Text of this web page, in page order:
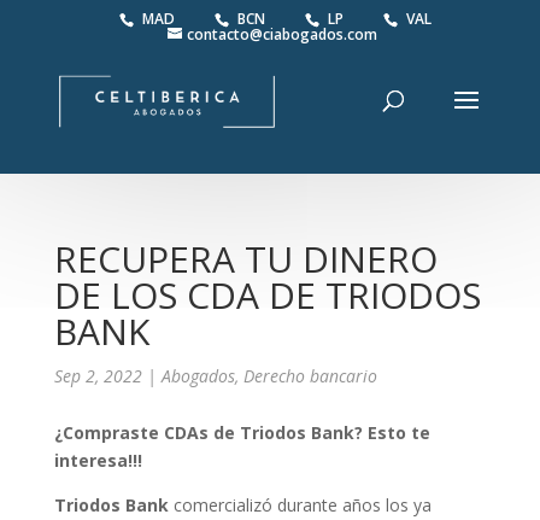
MAD BCN LP VAL
contacto@ciabogados.com
RECUPERA TU DINERO
DE LOS CDA DE TRIODOS
BANK
Sep 2, 2022|Abogados, Derecho bancario
¿Compraste CDAs de Triodos Bank? Esto te
interesa!!!
Triodos Bankcomercializó durante años los ya